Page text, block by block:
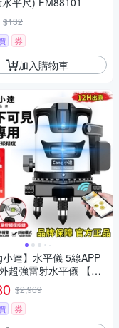
$132
券
加入購物車
小達】水平儀 5線APP
超強雷射水平儀 【藍
開關線條】LED電量顯
平打斜線
$2,969
券